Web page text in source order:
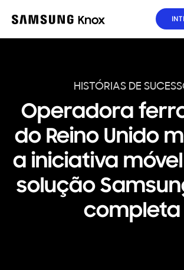
HISTÓRIAS DE
Operadora
do Reino Unido
a iniciativa
solução
completa